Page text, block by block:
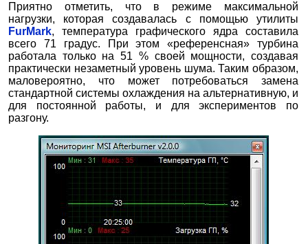
Приятно отметить, что в режиме максимальной
нагрузки, которая создавалась с помощью утилиты
FurMark, температура графического ядра составила
всего 71 градус. При этом «референсная» турбина
работала только на 51 % своей мощности, создавая
практически незаметный уровень шума. Таким образом,
маловероятно, что может потребоваться замена
стандартной системы охлаждения на альтернативную, и
для постоянной работы, и для экспериментов по
разгону.